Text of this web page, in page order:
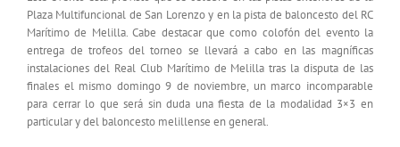
Plaza Multifuncional de San Lorenzo y en la pista de baloncesto del RC
Marítimo de Melilla. Cabe destacar que como colofón del evento la
entrega de trofeos del torneo se llevará a cabo en las magníficas
instalaciones del Real Club Marítimo de Melilla tras la disputa de las
finales el mismo domingo 9 de noviembre, un marco incomparable
para cerrar lo que será sin duda una fiesta de la modalidad 3×3 en
particular y del baloncesto melillense en general.